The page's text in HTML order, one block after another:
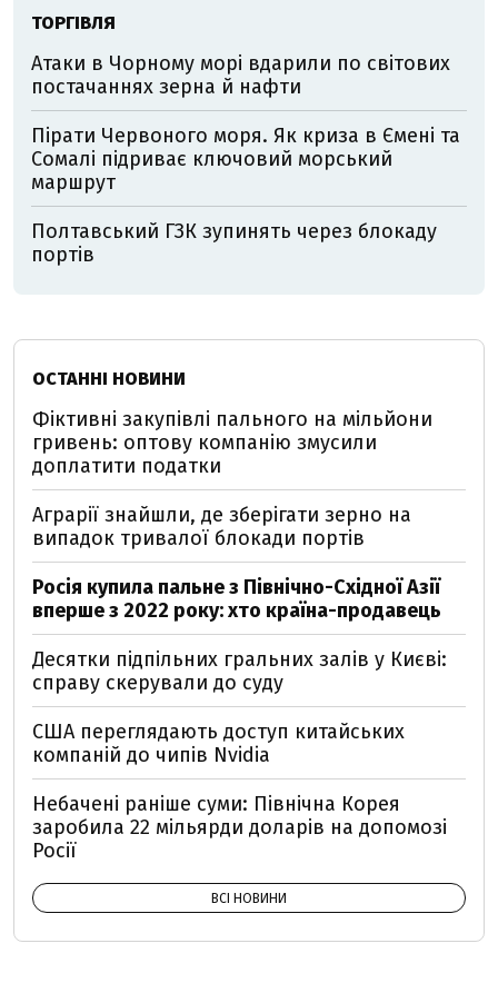
ТОРГІВЛЯ
Атаки в Чорному морі вдарили по світових
постачаннях зерна й нафти
Пірати Червоного моря. Як криза в Ємені та
Сомалі підриває ключовий морський
маршрут
Полтавський ГЗК зупинять через блокаду
портів
ОСТАННІ НОВИНИ
Фіктивні закупівлі пального на мільйони
гривень: оптову компанію змусили
доплатити податки
Аграрії знайшли, де зберігати зерно на
випадок тривалої блокади портів
Росія купила пальне з Північно-Східної Азії
вперше з 2022 року: хто країна-продавець
Десятки підпільних гральних залів у Києві:
справу скерували до суду
США переглядають доступ китайських
компаній до чипів Nvidia
Небачені раніше суми: Північна Корея
заробила 22 мільярди доларів на допомозі
Росії
ВСІ НОВИНИ